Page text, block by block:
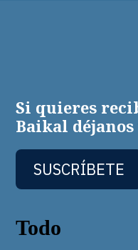
Todo
Si quieres
Baikal
SUSCRÍBETE